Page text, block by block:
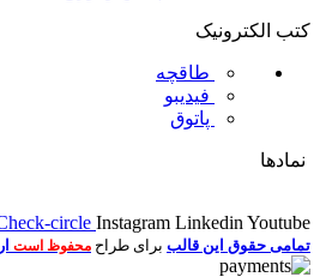
کتب الکترونیک
طاقچه
فیدیبو
پاتوق
نمادها
circle Instagram Linkedin Youtube
تمامی حقوق این قالب برای طراح محفوظ است